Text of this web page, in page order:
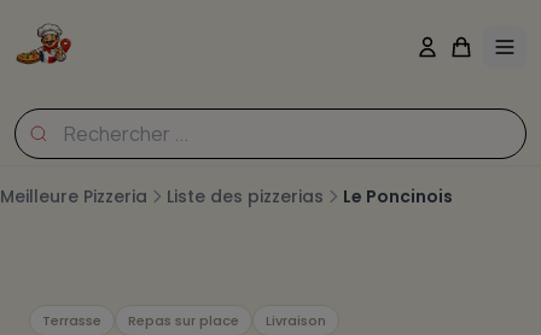
Meilleure Pizzeria Liste des pizzerias Le Poncinois
Terrasse Repas sur place Livraison